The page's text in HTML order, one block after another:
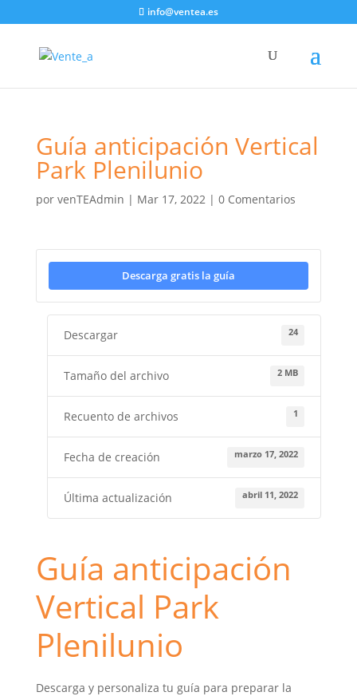
info@ventea.es
Guía anticipación Vertical
Park Plenilunio
por venTEAdmin | Mar 17, 2022| 0 Comentarios
Descarga gratis la guía
Descargar 24
Tamaño del archivo 2 MB
Recuento de archivos 1
Fecha de creación marzo 17, 2022
Última actualización abril 11, 2022
Guía anticipación
Vertical Park
Plenilunio
Descarga y personaliza tu guía para preparar la